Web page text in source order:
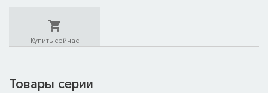
Купить сейчас
Товары серии